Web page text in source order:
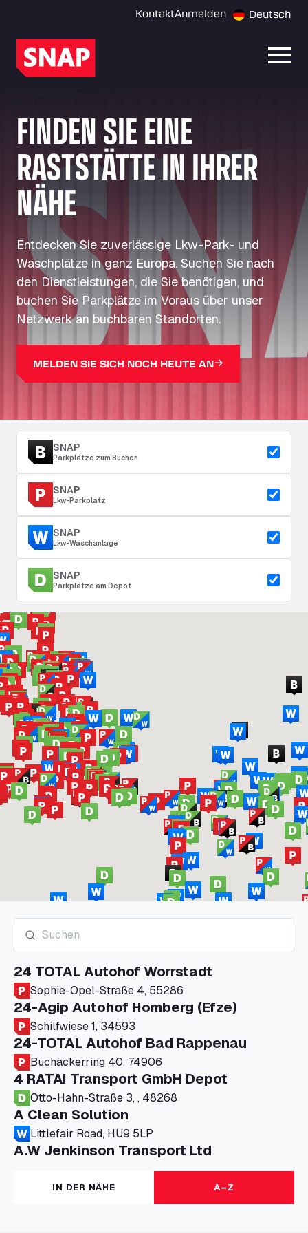
KontaktAnmelden Deutsch
FINDEN SIE EINE
RASTSTÄTTE IN IHRER
NÄHE
Entdecken Sie zuverlässige Lkw-Park- und
Waschplätze in ganz Europa. Suchen Sie nach
den Dienstleistungen, die Sie benötigen, und
buchen Sie Parkplätze im Voraus über unser
Netzwerk an buchbaren Standorten.
MELDEN SIE SICH NOCH HEUTE AN
SNAP
Parkplätze zum Buchen
SNAP
Lkw-Parkplatz
SNAP
Lkw-Waschanlage
SNAP
Parkplätze am Depot
24 TOTAL Autohof Worrstadt
Sophie-Opel-Straße 4, 55286
24-Agip Autohof Homberg (Efze)
Schilfwiese 1, 34593
24-TOTAL Autohof Bad Rappenau
Buchäckerring 40, 74906
4 RATAI Transport GmbH Depot
Otto-Hahn-Straße 3, , 48268
A Clean Solution
Littlefair Road, HU9 5LP
A.W Jenkinson Transport Ltd
Progress House, ME11 5GA
A+G Nettetal - Depot Parking
Am Panneschopp 7, 41334
IN DER NÄHE A–Z